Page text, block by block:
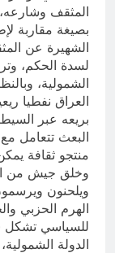
المثقف
بصيغة مقاربة
الشهيرة عن
لسدة الحكم،
الشمولية،
العراق نفطيا
بريعه عبر
البعث تتعامل
منتجو ثقافة
وخلق جيش من
ويلحنون
الهرم الحزبي
للسياسي
الدولة